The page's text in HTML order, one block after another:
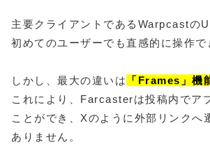
主要クライアントであるWarpcastの
初めてのユーザーでも直感的に操作で
しかし、最大の違いは 「Frames」機
これにより、Farcasterは投稿内でア
ことができ、Xのように外部リンクへ
ありません。